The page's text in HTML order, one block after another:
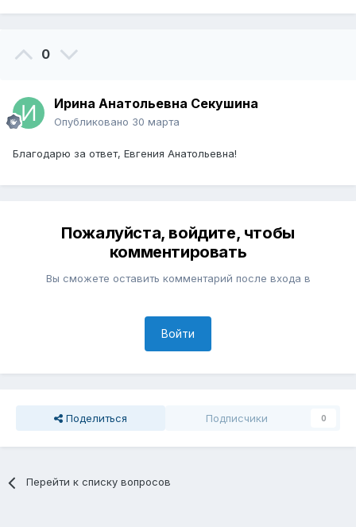
0
Ирина Анатольевна Секушина
Опубликовано 30 марта
Благодарю за ответ, Евгения Анатольевна!
Пожалуйста, войдите, чтобы
комментировать
Вы сможете оставить комментарий после входа в
Войти
Поделиться Подписчики 0
Перейти к списку вопросов